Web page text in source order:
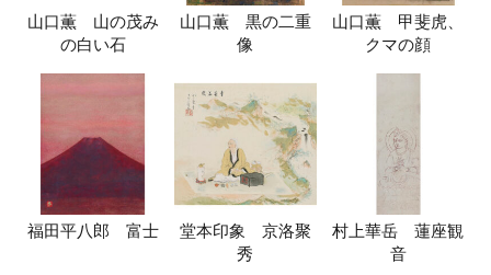
山口薫 山の茂み
の白い石
山口薫 黒の二重
像
山口薫 甲斐虎、
クマの顔
福田平八郎 富士
堂本印象 京洛聚
秀
村上華岳 蓮座観
音